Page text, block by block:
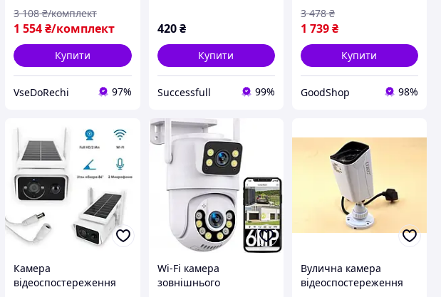
нічного бачення, CKL
1 554₴/комплект
3 108 ₴/комплект
Купити
VseDoRechi 97%
420 ₴
Купити
Successfull 99%
нічним баченням
1 739₴
3 478 ₴
Купити
GoodShop 98%
Камера
відеоспостереження
Wi-Fi камера
зовнішнього
Вулична камера
відеоспостереження